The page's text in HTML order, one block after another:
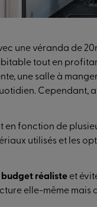
une véranda de
tout en
une salle à
Cependant,
en fonction de
utilisés et les
réaliste et
elle-même mais